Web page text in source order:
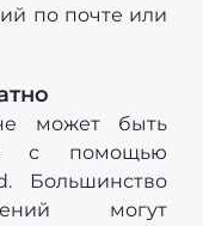
по почте или
может быть
с помощью
Большинство
могут